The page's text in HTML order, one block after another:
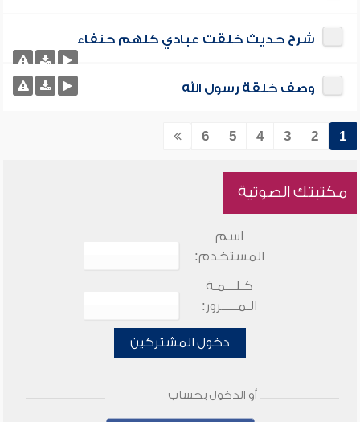
شرح حديث خلقت عبادي كلهم حنفاء
وصف خلقة رسول الله
1
2
3
4
5
6
مكتبتك الصوتية
اسم
المستخدم:
كـلـــمـة
الـمـــــرور:
دخول المشتركين
أو الدخول بحساب